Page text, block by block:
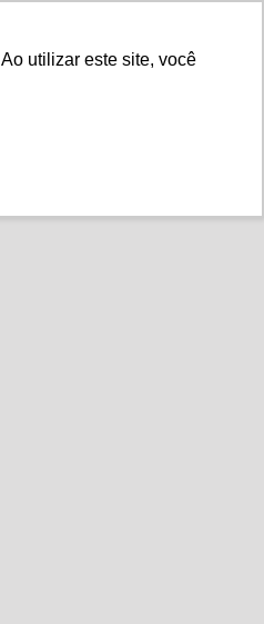
utilizar este site, você